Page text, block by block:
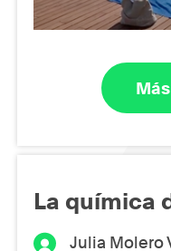
La química
Julia Molero